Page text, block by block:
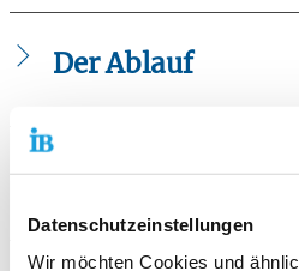
Datenschutzeinstellungen
Wir möchten Cookies und
Der Ablauf
Integrationskurse mit
Unterrichtseinheiten
zusätzlich100
Grundsätzlich stehen allen
Absolvieren der ersten 900
Die
Voraussetzung zur Teilnahme
Zulassung durch das